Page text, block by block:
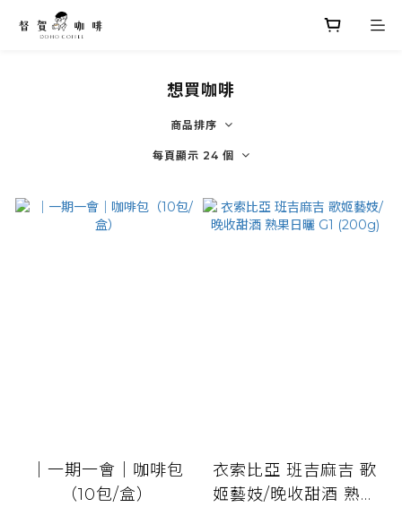
想買咖啡
商品排序
每頁顯示 24 個
｜一期一會｜咖啡包
（10包/盒）
衣索比亞 班吉麻吉 歌
姬藝妓/晚收甜酒 熟果